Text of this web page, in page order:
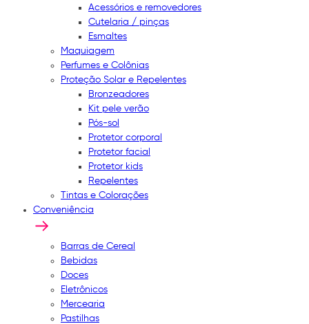
Acessórios e removedores
Cutelaria / pinças
Esmaltes
Maquiagem
Perfumes e Colônias
Proteção Solar e Repelentes
Bronzeadores
Kit pele verão
Pós-sol
Protetor corporal
Protetor facial
Protetor kids
Repelentes
Tintas e Colorações
Conveniência
Barras de Cereal
Bebidas
Doces
Eletrônicos
Mercearia
Pastilhas